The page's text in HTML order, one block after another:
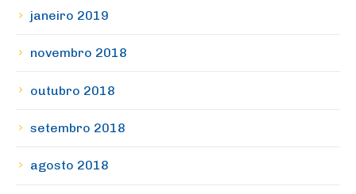
janeiro 2019
novembro 2018
outubro 2018
setembro 2018
agosto 2018